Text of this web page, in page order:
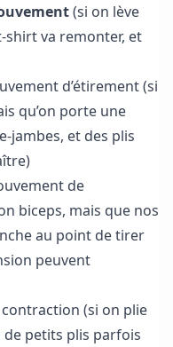
(si on lève
shirt va remonter, et
d’étirement (si
qu’on porte une
jambes, et des plis
de
biceps, mais que nos
au point de tirer
peuvent
(si on plie
petits plis parfois